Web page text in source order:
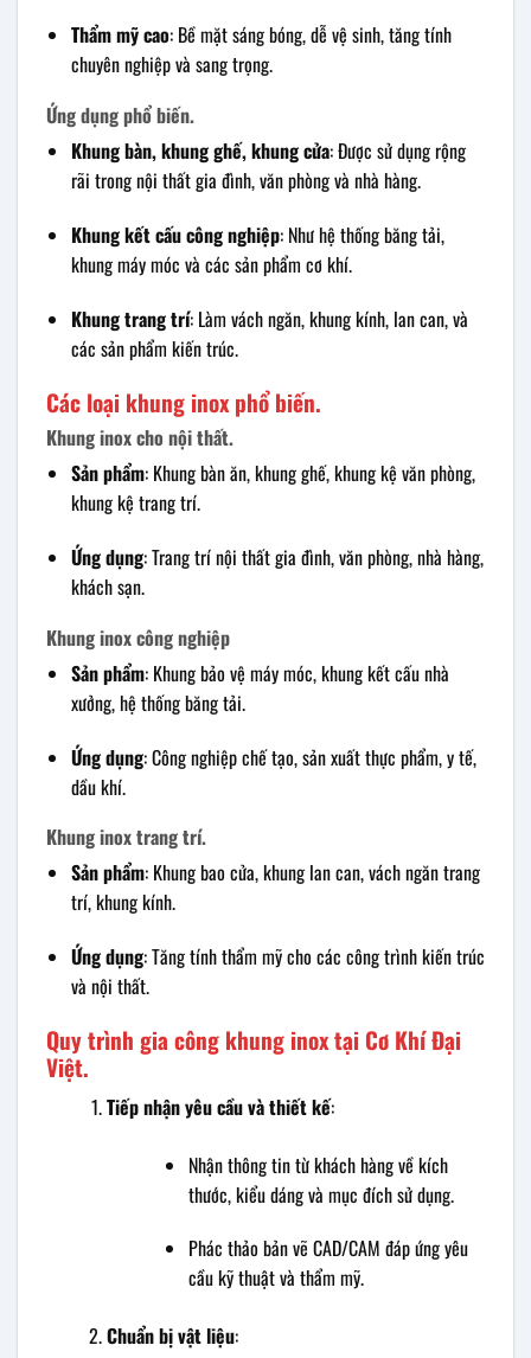
Thẩm mỹ cao: Bề mặt sáng bóng, dễ vệ sinh, tăng tính
chuyên nghiệp và sang trọng.
Ứng dụng phổ biến.
Khung bàn, khung ghế, khung cửa: Được sử dụng rộng
rãi trong nội thất gia đình, văn phòng và nhà hàng.
Khung kết cấu công nghiệp: Như hệ thống băng tải,
khung máy móc và các sản phẩm cơ khí.
Khung trang trí: Làm vách ngăn, khung kính, lan can, và
các sản phẩm kiến trúc.
Các loại khung inox phổ biến.
Khung inox cho nội thất.
Sản phẩm: Khung bàn ăn, khung ghế, khung kệ văn phòng,
khung kệ trang trí.
Ứng dụng: Trang trí nội thất gia đình, văn phòng, nhà hàng,
khách sạn.
Khung inox công nghiệp
Sản phẩm: Khung bảo vệ máy móc, khung kết cấu nhà
xưởng, hệ thống băng tải.
Ứng dụng: Công nghiệp chế tạo, sản xuất thực phẩm, y tế,
dầu khí.
Khung inox trang trí.
Sản phẩm: Khung bao cửa, khung lan can, vách ngăn trang
trí, khung kính.
Ứng dụng: Tăng tính thẩm mỹ cho các công trình kiến trúc
và nội thất.
Quy trình gia công khung inox tại Cơ Khí Đại
Việt.
Tiếp nhận yêu cầu và thiết kế:
Nhận thông tin từ khách hàng về kích
thước, kiểu dáng và mục đích sử dụng.
Phác thảo bản vẽ CAD/CAM đáp ứng yêu
cầu kỹ thuật và thẩm mỹ.
Chuẩn bị vật liệu: